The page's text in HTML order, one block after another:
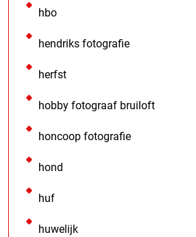
hbo
hendriks fotografie
herfst
hobby fotograaf bruiloft
honcoop fotografie
hond
huf
huwelijk